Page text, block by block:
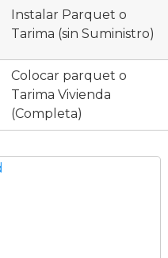
Instalar Parquet o
Tarima (sin Suministro)
Colocar parquet o
Tarima Vivienda
(Completa)